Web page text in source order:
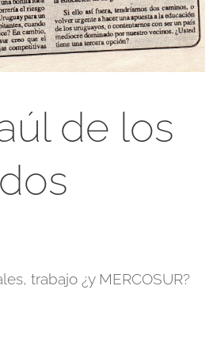
de los
trabajo ¿y MERCOSUR?